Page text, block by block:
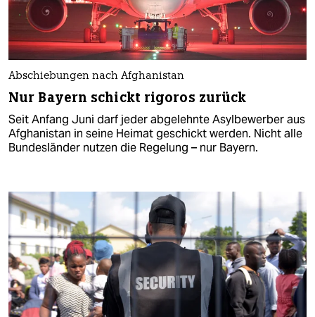
Abschiebungen nach Afghanistan
Nur Bayern schickt rigoros zurück
Seit Anfang Juni darf jeder abgelehnte Asylbewerber aus
Afghanistan in seine Heimat geschickt werden. Nicht alle
Bundesländer nutzen die Regelung – nur Bayern.